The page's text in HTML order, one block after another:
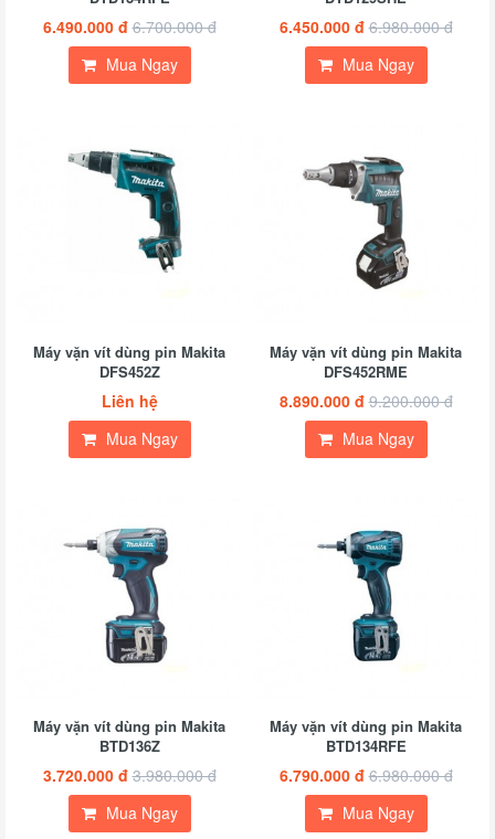
6.490.000 đ 6.700.000 đ
Mua Ngay
6.450.000 đ 6.980.000 đ
Mua Ngay
Máy vặn vít dùng pin Makita
DFS452Z
Liên hệ
Mua Ngay
Máy vặn vít dùng pin Makita
DFS452RME
8.890.000 đ 9.200.000 đ
Mua Ngay
Máy vặn vít dùng pin Makita
BTD136Z
3.720.000 đ 3.980.000 đ
Mua Ngay
Máy vặn vít dùng pin Makita
BTD134RFE
6.790.000 đ 6.980.000 đ
Mua Ngay